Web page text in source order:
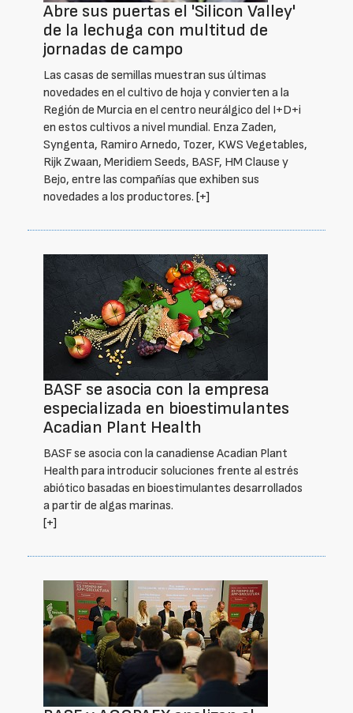
Abre sus puertas el 'Silicon Valley'
de la lechuga con multitud de
jornadas de campo
Las casas de semillas muestran sus últimas
novedades en el cultivo de hoja y convierten a la
Región de Murcia en el centro neurálgico del I+D+i
en estos cultivos a nivel mundial. Enza Zaden,
Syngenta, Ramiro Arnedo, Tozer, KWS Vegetables,
Rijk Zwaan, Meridiem Seeds, BASF, HM Clause y
Bejo, entre las compañías que exhiben sus
novedades a los productores. [+]
BASF se asocia con la empresa
especializada en bioestimulantes
Acadian Plant Health
BASF se asocia con la canadiense Acadian Plant
Health para introducir soluciones frente al estrés
abiótico basadas en bioestimulantes desarrollados
a partir de algas marinas.
[+]